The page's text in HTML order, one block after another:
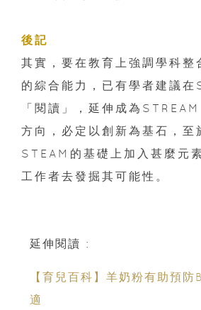
後記
其實，要在教育上強調學科整
的綜合能力，已有學者建議在
「閱讀」，延伸成為
方向，必定以創新為基石，至
STEAM的基礎上加入甚麼元
工作者去發掘其可能性。
延伸閱讀 :
【育兒百科】羊奶粉有助預防
適